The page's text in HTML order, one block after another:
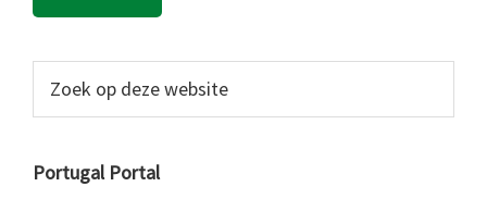
website
Portugal Portal